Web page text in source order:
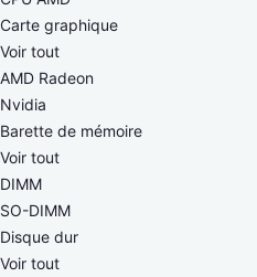
Carte graphique
Voir tout
AMD Radeon
Nvidia
Barette de mémoire
Voir tout
DIMM
SO-DIMM
Disque dur
Voir tout